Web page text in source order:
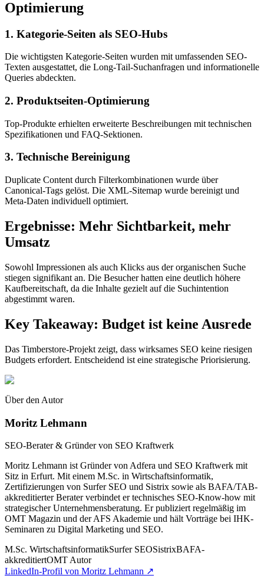
Optimierung
1. Kategorie-Seiten als SEO-Hubs
Die wichtigsten Kategorie-Seiten wurden mit umfassenden SEO-
Texten ausgestattet, die Long-Tail-Suchanfragen und informationelle
Queries abdeckten.
2. Produktseiten-Optimierung
Top-Produkte erhielten erweiterte Beschreibungen mit technischen
Spezifikationen und FAQ-Sektionen.
3. Technische Bereinigung
Duplicate Content durch Filterkombinationen wurde über
Canonical-Tags gelöst. Die XML-Sitemap wurde bereinigt und
Meta-Daten individuell optimiert.
Ergebnisse: Mehr Sichtbarkeit, mehr
Umsatz
Sowohl Impressionen als auch Klicks aus der organischen Suche
stiegen signifikant an. Die Besucher hatten eine deutlich höhere
Kaufbereitschaft, da die Inhalte gezielt auf die Suchintention
abgestimmt waren.
Key Takeaway: Budget ist keine Ausrede
Das Timberstore-Projekt zeigt, dass wirksames SEO keine riesigen
Budgets erfordert. Entscheidend ist eine strategische Priorisierung.
Über den Autor
Moritz Lehmann
SEO-Berater & Gründer von SEO Kraftwerk
Moritz Lehmann ist Gründer von Adfera und SEO Kraftwerk mit
Sitz in Erfurt. Mit einem M.Sc. in Wirtschaftsinformatik,
Zertifizierungen von Surfer SEO und Sistrix sowie als BAFA/TAB-
akkreditierter Berater verbindet er technisches SEO-Know-how mit
strategischer Unternehmensberatung. Er publiziert regelmäßig im
OMT Magazin und der AFS Akademie und hält Vorträge bei IHK-
Seminaren zu Digital Marketing und SEO.
M.Sc. WirtschaftsinformatikSurfer SEOSistrixBAFA-
akkreditiertOMT Autor
LinkedIn-Profil von Moritz Lehmann ↗